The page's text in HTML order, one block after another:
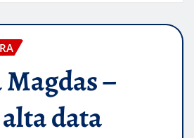
–
data